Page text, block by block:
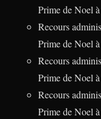
Prime de Noel
Recours
Prime de Noel
Recours
Prime de Noel
Recours
Prime de Noel